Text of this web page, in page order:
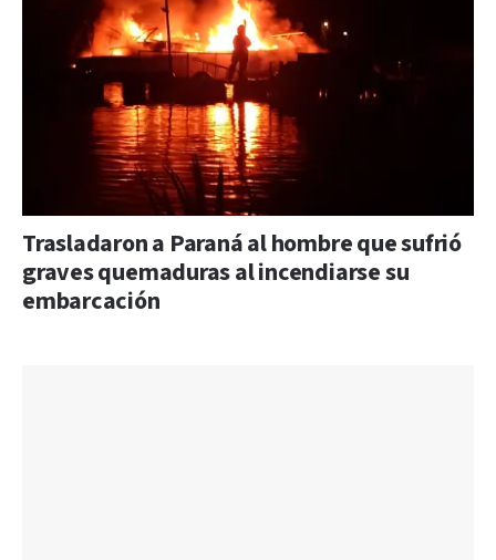
Trasladaron a Paraná al hombre que sufrió
graves quemaduras al incendiarse su
embarcación